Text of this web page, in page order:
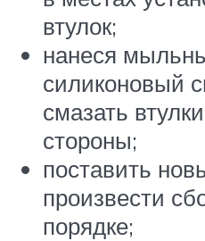
втулок;
нанеся
силиконовый
смазать
стороны;
поставить
произвести
порядке;